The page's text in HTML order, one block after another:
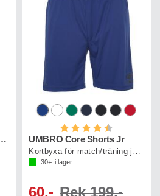
Training Pant Jr
Betyg:
UMBRO Core Shorts Jr
30+ i lager
60,- Rek 199,-